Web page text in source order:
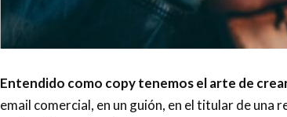
Entendido como copy tenemos el arte de
email comercial, en un guión, en el titular de una